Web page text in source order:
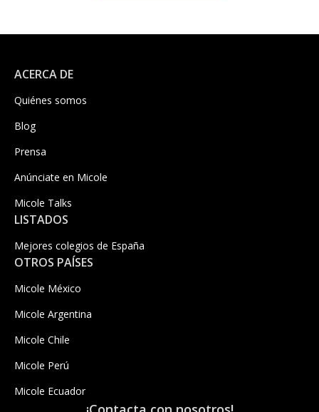
ACERCA DE
Quiénes somos
Blog
Prensa
Anúnciate en Micole
Micole Talks
LISTADOS
Mejores colegios de España
OTROS PAÍSES
Micole México
Micole Argentina
Micole Chile
Micole Perú
Micole Ecuador